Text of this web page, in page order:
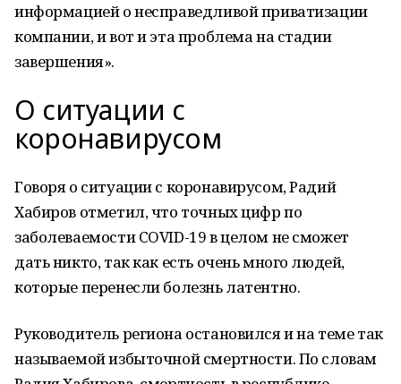
информацией о несправедливой приватизации
компании, и вот и эта проблема на стадии
завершения».
О ситуации с
коронавирусом
Говоря о ситуации с коронавирусом, Радий
Хабиров отметил, что точных цифр по
заболеваемости COVID-19 в целом не сможет
дать никто, так как есть очень много людей,
которые перенесли болезнь латентно.
Руководитель региона остановился и на теме так
называемой избыточной смертности. По словам